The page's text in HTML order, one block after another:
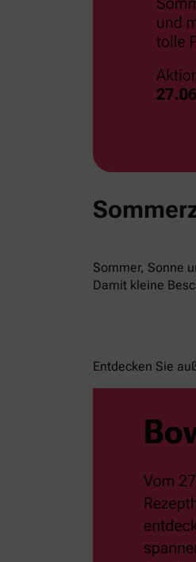
Sommer, Sonne
Damit kleine
Entdecken Sie